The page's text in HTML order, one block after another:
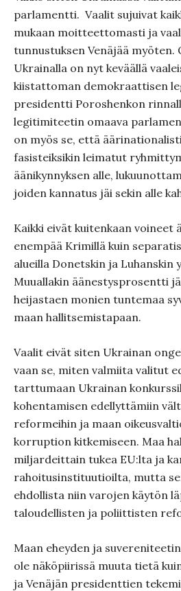
parlamentti. Vaalit sujuivat
mukaan moitteettomasti ja
tunnustuksen Venäjää
Ukrainalla on nyt keväällä
kiistattoman demokraattisen
presidentti Poroshenkon
legitimiteetin omaava
on myös se, että
fasisteiksikin leimatut
äänikynnyksen alle,
joiden kannatus jäi sekin alle
Kaikki eivät kuitenkaan voineet
enempää Krimillä kuin
alueilla Donetskin ja Luhanskin
Muuallakin äänestysprosentti
heijastaen monien tuntemaa
maan hallitsemistapaan.
Vaalit eivät siten Ukrainan
vaan se, miten valmiita valitut
tarttumaan Ukrainan
kohentamisen edellyttämiin
reformeihin ja maan
korruption kitkemiseen. Maa
miljardeittain tukea EU:lta ja
rahoitusinstituutioilta, mutta
ehdollista niin varojen käytön
taloudellisten ja poliittisten
Maan eheyden ja
ole näköpiirissä muuta tietä
ja Venäjän presidenttien